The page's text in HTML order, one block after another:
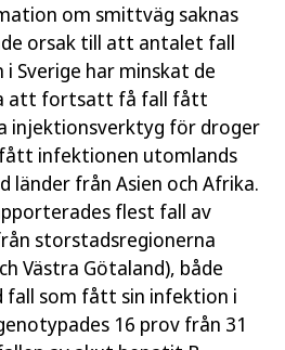
om smittväg saknas
orsak till att antalet fall
Sverige har minskat de
att fortsatt få fall fått
injektionsverktyg för droger
infektionen utomlands
länder från Asien och Afrika.
flest fall av
storstadsregionerna
Västra Götaland), både
som fått sin infektion i
16 prov från 31